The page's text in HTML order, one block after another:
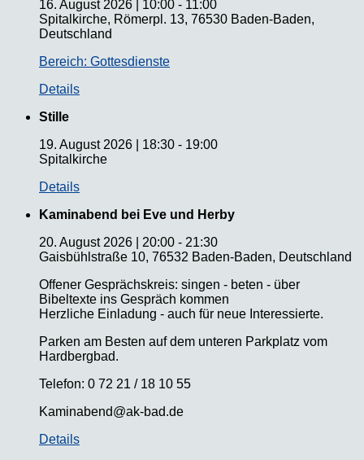
16. August 2026
10:00 - 11:00
Spitalkirche, Römerpl. 13, 76530 Baden-Baden,
Deutschland
Bereich: Gottesdienste
Details
Stille
19. August 2026
18:30 - 19:00
Spitalkirche
Details
Kaminabend bei Eve und Herby
20. August 2026
20:00 - 21:30
Gaisbühlstraße 10, 76532 Baden-Baden, Deutschland
Offener Gesprächskreis: singen - beten - über
Bibeltexte ins Gespräch kommen
Herzliche Einladung - auch für neue Interessierte.
Parken am Besten auf dem unteren Parkplatz vom
Hardbergbad.
Telefon: 0 72 21 / 18 10 55
Kaminabend@ak-bad.de
Details